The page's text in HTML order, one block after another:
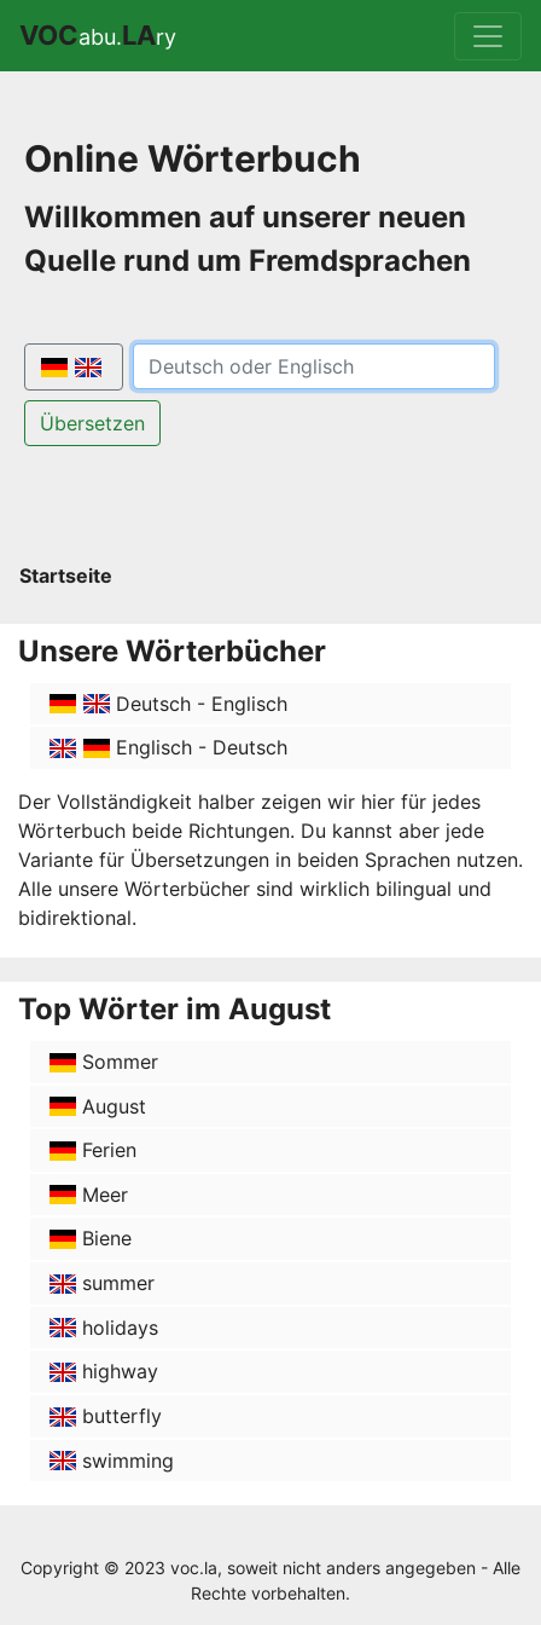
VOCabu.LAry
Online Wörterbuch
Willkommen auf unserer neuen
Quelle rund um Fremdsprachen
Übersetzen
Startseite
Unsere Wörterbücher
Deutsch - Englisch
Englisch - Deutsch
Der Vollständigkeit halber zeigen wir hier für jedes
Wörterbuch beide Richtungen. Du kannst aber jede
Variante für Übersetzungen in beiden Sprachen nutzen.
Alle unsere Wörterbücher sind wirklich bilingual und
bidirektional.
Top Wörter im August
Sommer
August
Ferien
Meer
Biene
summer
holidays
highway
butterfly
swimming
Copyright © 2023 voc.la, soweit nicht anders angegeben - Alle
Rechte vorbehalten.